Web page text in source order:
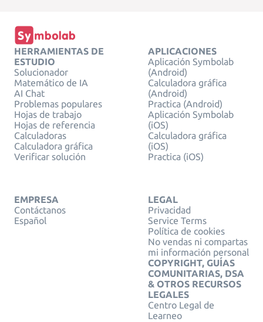
HERRAMIENTAS DE
ESTUDIO
Solucionador
Matemático de IA
AI Chat
Problemas populares
Hojas de trabajo
Hojas de referencia
Calculadoras
Calculadora gráfica
Verificar solución
APLICACIONES
Aplicación Symbolab
(Android)
Calculadora gráfica
(Android)
Practica (Android)
Aplicación Symbolab
(iOS)
Calculadora gráfica
(iOS)
Practica (iOS)
EMPRESA
Contáctanos
Español
LEGAL
Privacidad
Service Terms
Política de cookies
No vendas ni compartas
mi información personal
COPYRIGHT, GUÍAS
COMUNITARIAS, DSA
& OTROS RECURSOS
LEGALES
Centro Legal de
Learneo